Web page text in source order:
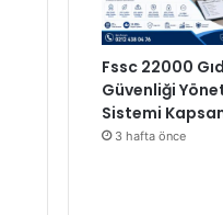
Fssc 22000
Güvenliği
Sistemi
3 hafta önce